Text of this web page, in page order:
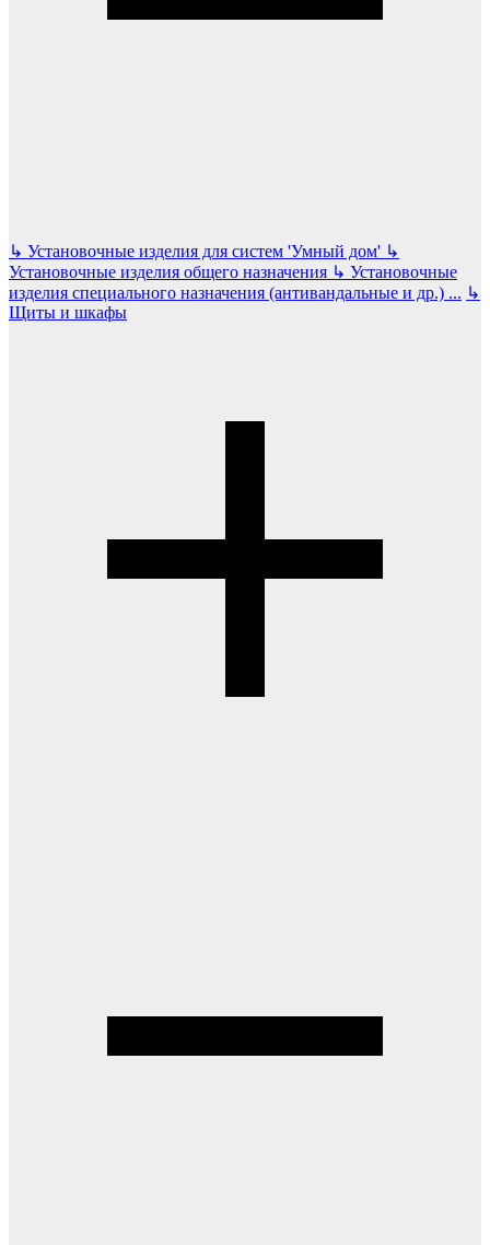
↳ Установочные изделия для систем 'Умный дом' ↳
Установочные изделия общего назначения ↳ Установочные
изделия специального назначения (антивандальные и др.) ... ↳
Щиты и шкафы